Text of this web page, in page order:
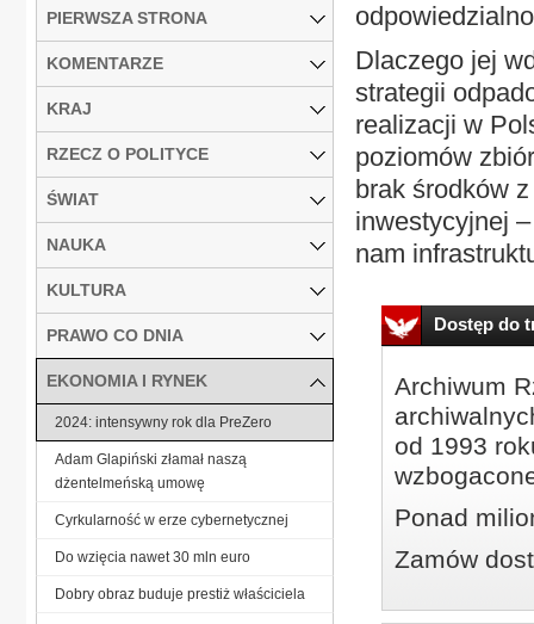
Dlaczego jej
strategii
realizacji w
poziomów
brak środków
inwestycyjnej
nam
Dostęp do
Archiwum
od 1993
Ponad
Zamów
PIERWSZA STRONA
KOMENTARZE
KRAJ
RZECZ O POLITYCE
ŚWIAT
NAUKA
KULTURA
PRAWO CO DNIA
EKONOMIA I RYNEK
2024: intensywny rok dla PreZero
Adam Glapiński złamał naszą
dżentelmeńską umowę
Cyrkularność w erze cybernetycznej
Do wzięcia nawet 30 mln euro
Dobry obraz buduje prestiż właściciela